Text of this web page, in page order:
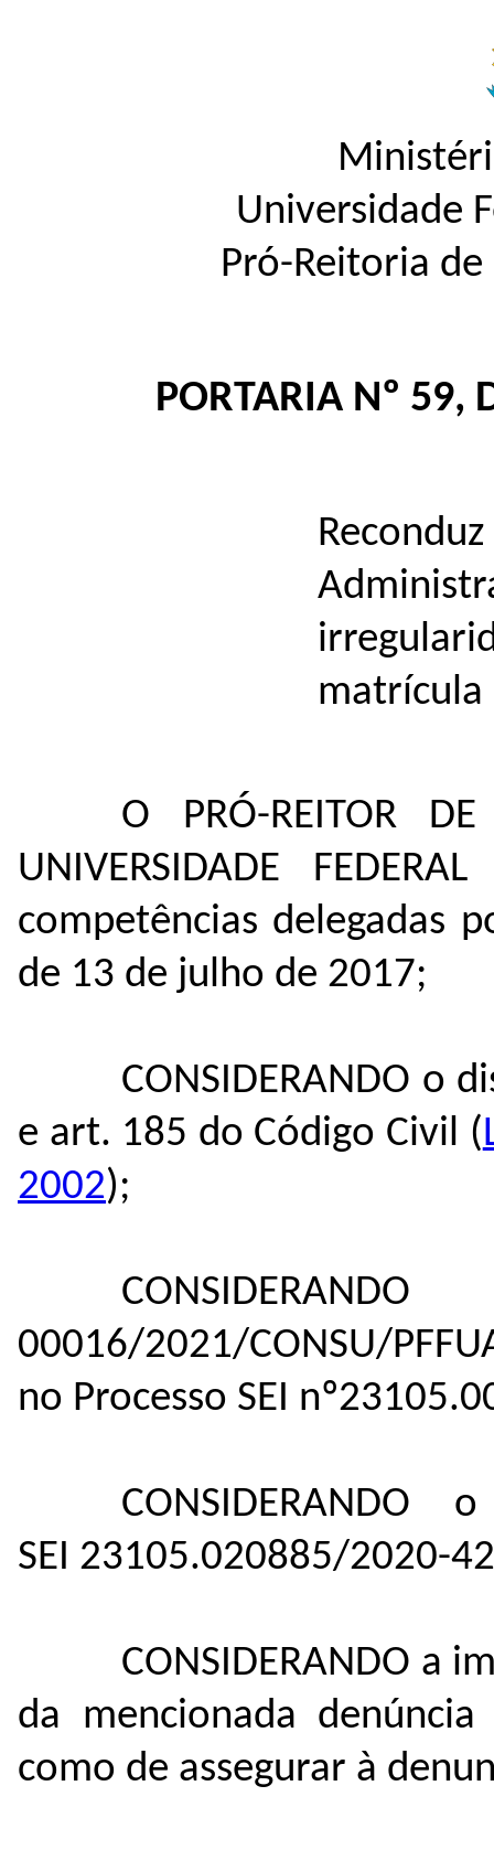
Universidade
Pró-Reitoria de
PORTARIA Nº 59,
O PRÓ-REITOR
UNIVERSIDADE
competências delegadas
de 13 de julho de 2017;
CONSIDERANDO o
e art. 185 do Código Civil (
2002);
00016/2021/CONSU/
no Processo SEI nº
SEI 23105.020885/2020-42
CONSIDERANDO a
da mencionada
como de assegurar à